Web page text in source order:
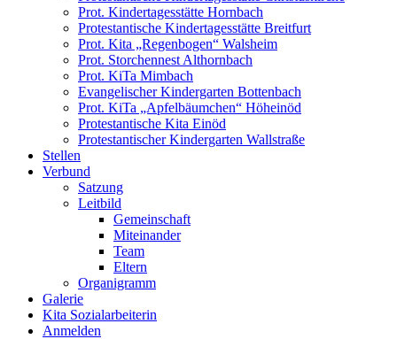
Prot. Kindertagesstätte Hornbach
Protestantische Kindertagesstätte Breitfurt
Prot. Kita „Regenbogen“ Walsheim
Prot. Storchennest Althornbach
Prot. KiTa Mimbach
Evangelischer Kindergarten Bottenbach
Prot. KiTa „Apfelbäumchen“ Höheinöd
Protestantische Kita Einöd
Protestantischer Kindergarten Wallstraße
Stellen
Verbund
Satzung
Leitbild
Gemeinschaft
Miteinander
Team
Eltern
Organigramm
Galerie
Kita Sozialarbeiterin
Anmelden